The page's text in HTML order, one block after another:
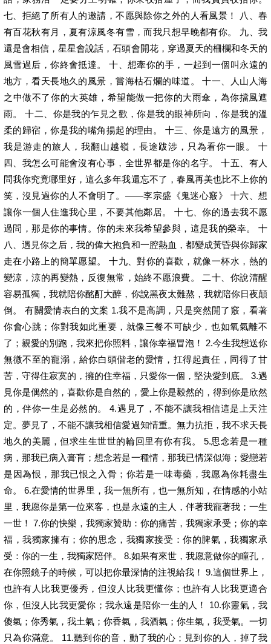
七、拒絕了所有人的邀請，不愿與除你之外的人看風景！ 八、春
有百花秋有月，夏有涼風冬有雪，而我只想早晚都有你。 九、我
還是會相信，星星會說話，石頭會開花，穿過夏天的柵欄和冬天的
風雪過后，你終會抵達。 十、想牽你的手，一起到一個叫永遠的
地方，看天長地久的風景，嘗海枯石爛的味道。 十一、人山人海
之中做不了你的大英雄，希望能做一把你的大雨傘，為你擋風遮
雨。 十二、你是我的乍見之歡，你是我的眼神所向，你是我的溫
柔的歸宿，你是我的嘴角揚起的理由。 十三、你是遠方的風景，
我是游走的旅人，我翻山越嶺，長途跋涉，只為看你一眼。 十
四、我怎么可能會沒有心事，全世界都是你的名字。 十五、有人
問我你究竟哪里好，這么多年我還忘不了，春風再美也比不上你的
笑，沒見過你的人不會明了。——李宗盛《鬼迷心竅》 十六、想
讓你一個人住進我心里，不要其他鄰居。 十七、你的過去我不愿
過問，那是你的事情。你的未來我希望參與，這是我的榮幸。 十
八、遇見你之后，我的偉大抱負和一腔熱血，都變成黃昏與你歸家
走在小路上的簡單愿望。 十九、對你的喜歡，就像一杯水，熱的
變涼，涼的再變熱，反復無常，始終不愿浪費。 二十、你說清醒
容易孤獨，我就陪你酩酊大醉，你說黑夜太難熬，我就陪你日夜顛
倒。 有關愛情表白的文案 1.我不是高調，只是突然開了竅，看著
你會心跳；你對我如此重要，就像三餐不可缺少，也如氧氣離不
了；親愛的別跑，我來把你照料，讓你幸福冒泡！ 2.今生我想送你
無微不至的寵溺，給你白頭偕老的愛情，扛得起責任，同得了甘
苦，守得住寂寞的，擁的住幸福，只愛你一個，堅決愛到底。 3.遇
見你是偶然的，喜歡你是自然的，愛上你是毅然的，得到你是欣然
的，伴你一生是必然的。 4.遇見了，不能不讓我相信這是上天注
定。夢見了，不能不讓我相信愛過知情重。無力抗拒，我不求天長
地久的美麗，但求生生世世的輪回里有你有我。 5.思念若是一種
病，那我已病入膏肓；想念若是一種情，那我已情深似海；愛戀若
是因為恨，那我已恨之入骨；你若是一味毒藥，我愿為你耗盡生
命。 6.在愛情的世界里，我一無所有，也一無所知，在情感的小站
里，我愿你是第一位來客，也是永遠的主人，伴著我寵著我；一生
一世！ 7.你的快樂，我獨家贊助：你的痛苦，我獨家承受；你的幸
福，我獨家擁有；你的思念，我獨家接受：你的脾氣，我獨家承
受：你的一生，我獨家陪伴。 8.如果有來世，我愿意做你的瞳孔，
在你照鏡子的時候，可以把你最深情的注視給我！ 9.這個世界上，
也許有人比我更優秀，但沒人比我更懂你；也許有人比我更適合
你，但沒人比我更愛你；我永遠是陪你一生的人！ 10.你靈氣，我
傻氣；你秀氣，我土氣；你香氣，我酒氣；你生氣，我受氣。一切
只為你滿意。 11.聽到你的音，動了我的心；見到你的人，掉了我